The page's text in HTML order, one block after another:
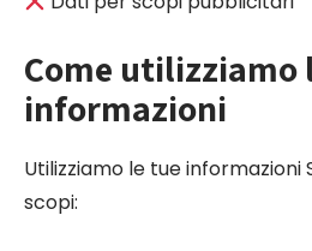
Come utilizziamo
informazioni
Utilizziamo le tue informazioni
scopi: